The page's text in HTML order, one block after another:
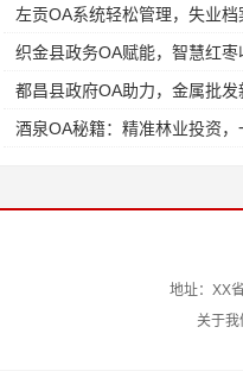
左贡OA系统轻松管理，失业
织金县政务OA赋能，智慧红
都昌县政府OA助力，金属批
酒泉OA秘籍：精准林业投资
地址：XX
关于我